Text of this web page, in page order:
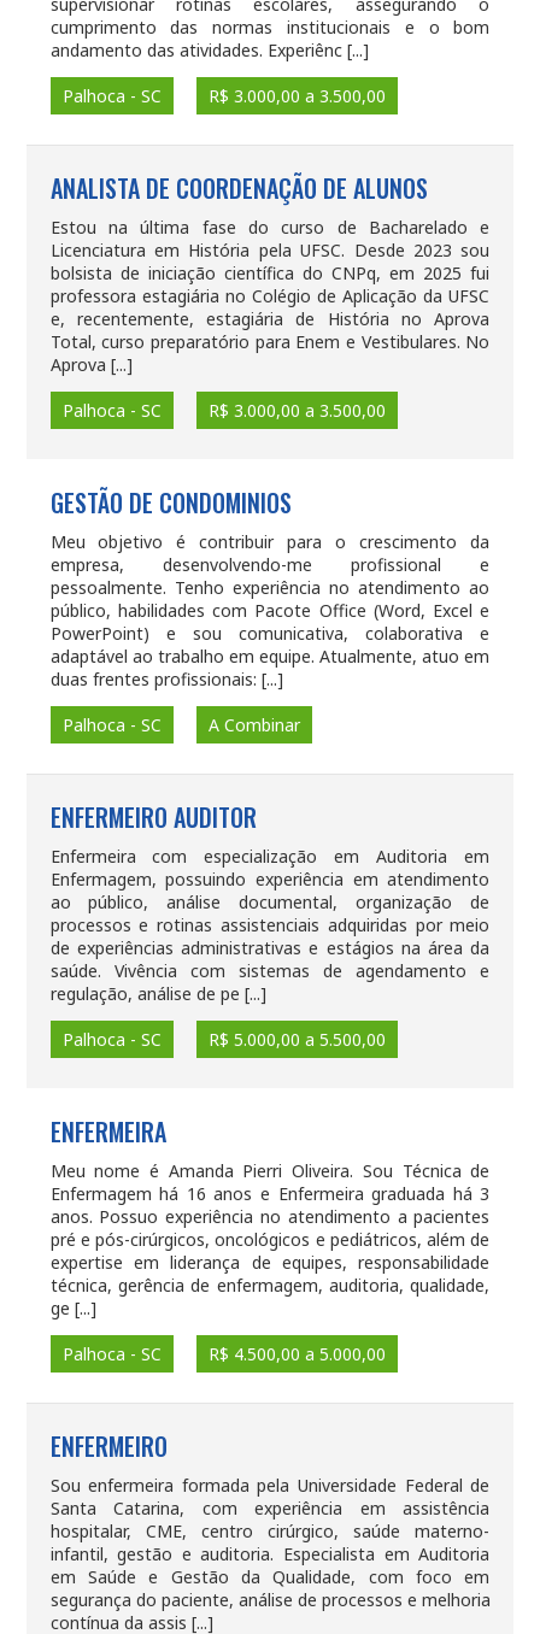
cumprimento das normas institucionais e o bom
andamento das atividades. Experiênc [...]
Palhoca - SC
R$ 3.000,00 a 3.500,00
ANALISTA DE COORDENAÇÃO DE ALUNOS
Estou na última fase do curso de Bacharelado e
Licenciatura em História pela UFSC. Desde 2023 sou
bolsista de iniciação científica do CNPq, em 2025 fui
professora estagiária no Colégio de Aplicação da UFSC
e, recentemente, estagiária de História no Aprova
Total, curso preparatório para Enem e Vestibulares. No
Aprova [...]
Palhoca - SC
R$ 3.000,00 a 3.500,00
GESTÃO DE CONDOMINIOS
Meu objetivo é contribuir para o crescimento da
empresa, desenvolvendo-me profissional e
pessoalmente. Tenho experiência no atendimento ao
público, habilidades com Pacote Office (Word, Excel e
PowerPoint) e sou comunicativa, colaborativa e
adaptável ao trabalho em equipe. Atualmente, atuo em
duas frentes profissionais: [...]
Palhoca - SC
A Combinar
ENFERMEIRO AUDITOR
Enfermeira com especialização em Auditoria em
Enfermagem, possuindo experiência em atendimento
ao público, análise documental, organização de
processos e rotinas assistenciais adquiridas por meio
de experiências administrativas e estágios na área da
saúde. Vivência com sistemas de agendamento e
regulação, análise de pe [...]
Palhoca - SC
R$ 5.000,00 a 5.500,00
ENFERMEIRA
Meu nome é Amanda Pierri Oliveira. Sou Técnica de
Enfermagem há 16 anos e Enfermeira graduada há 3
anos. Possuo experiência no atendimento a pacientes
pré e pós-cirúrgicos, oncológicos e pediátricos, além de
expertise em liderança de equipes, responsabilidade
técnica, gerência de enfermagem, auditoria, qualidade,
ge [...]
Palhoca - SC
R$ 4.500,00 a 5.000,00
ENFERMEIRO
Sou enfermeira formada pela Universidade Federal de
Santa Catarina, com experiência em assistência
hospitalar, CME, centro cirúrgico, saúde materno-
infantil, gestão e auditoria. Especialista em Auditoria
em Saúde e Gestão da Qualidade, com foco em
segurança do paciente, análise de processos e melhoria
contínua da assis [...]